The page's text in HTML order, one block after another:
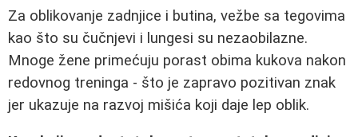
Za oblikovanje zadnjice i butina, vežbe sa tegovima
kao što su čučnjevi i lungesi su nezaobilazne.
Mnoge žene primećuju porast obima kukova nakon
redovnog treninga - što je zapravo pozitivan znak
jer ukazuje na razvoj mišića koji daje lep oblik.